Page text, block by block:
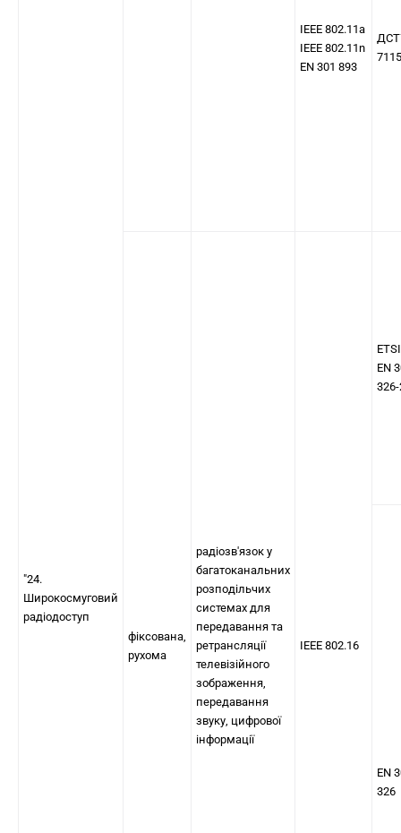
"24.
Широкосмуговий
радіодоступ
IEEE 802.11a
IEEE 802.11n
EN 301 893
7115
фіксована,
рухома
радіозв'язок у
багатоканальних
розподільчих
системах для
передавання та
ретрансляції
телевізійного
зображення,
передавання
звуку, цифрової
інформації
IEEE 802.16
ETSI
EN
EN
326